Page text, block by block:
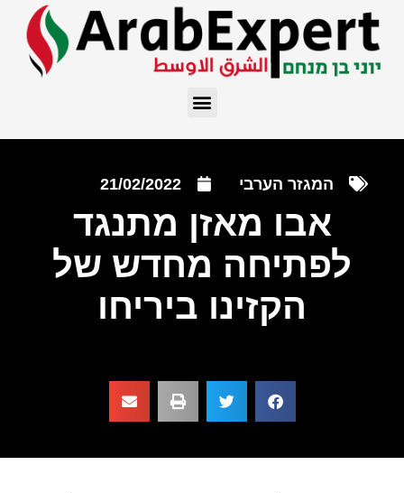
המגזר הערבי 21/02/2022
אבו מאזן מתנגד
לפתיחה מחדש של
הקזינו ביריחו